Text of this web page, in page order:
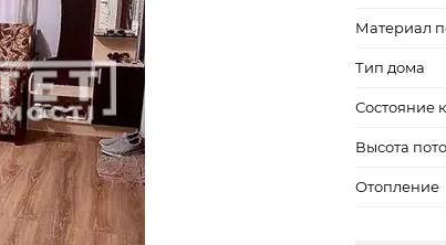
Материал
Тип дома
Состояние
Высота
Отопление